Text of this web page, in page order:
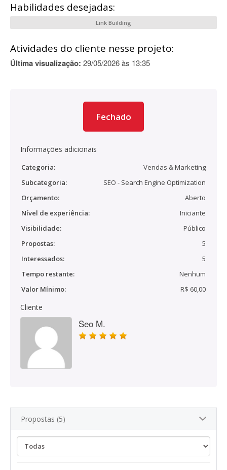
Habilidades desejadas:
Link Building
Atividades do cliente nesse projeto:
Última visualização: 29/05/2026 às 13:35
Fechado
Informações adicionais
Categoria:
Vendas & Marketing
Subcategoria:
SEO - Search Engine Optimization
Orçamento:
Aberto
Nível de experiência:
Iniciante
Visibilidade:
Público
Propostas:
5
Interessados:
5
Tempo restante:
Nenhum
Valor Mínimo:
R$ 60,00
Cliente
Seo M.
Propostas (5)